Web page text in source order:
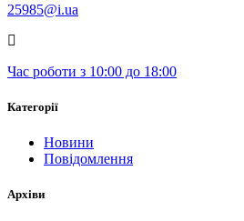
25985@i.ua
Час роботи з 10:00 до 18:00
Категорії
Новини
Повідомлення
Архіви